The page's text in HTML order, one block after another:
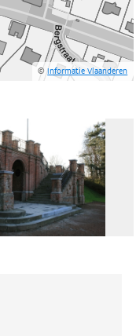
©Informatie Vlaanderen